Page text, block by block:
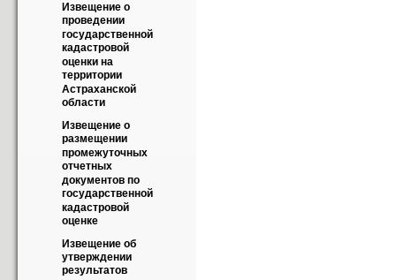
Извещение о
проведении
государственной
кадастровой
оценки на
территории
Астраханской
области
Извещение о
размещении
промежуточных
отчетных
документов по
государственной
кадастровой
оценке
Извещение об
утверждении
результатов